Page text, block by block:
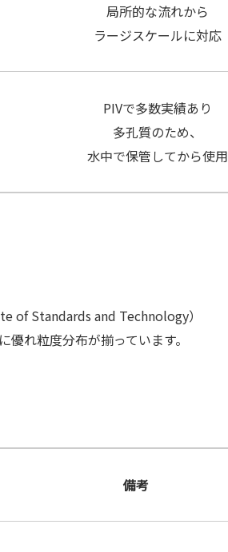
局所的な流れから
ラージスケールに対応
PIVで多数実績あり
多孔質のため、
水中で保管してから使用
of Standards and Technology）
れ粒度分布が揃っています。
備考